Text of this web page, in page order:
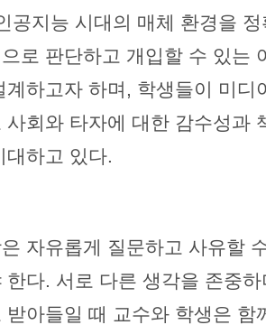
공지능 시대의 매체 환경을
로 판단하고 개입할 수 있는
계하고자 하며, 학생들이 미디
사회와 타자에 대한 감수성과
대하고 있다.
자유롭게 질문하고 사유할
한다. 서로 다른 생각을 존중
받아들일 때 교수와 학생은 함